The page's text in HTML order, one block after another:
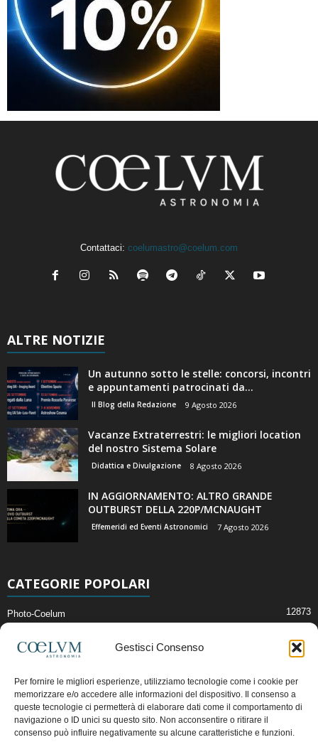
Gestisci Consenso
Per fornire le migliori esperienze, utilizziamo tecnologie come i cookie per
memorizzare e/o accedere alle informazioni del dispositivo. Il consenso a
queste tecnologie ci permetterà di elaborare dati come il comportamento di
navigazione o ID unici su questo sito. Non acconsentire o ritirare il
consenso può influire negativamente su alcune caratteristiche e funzioni.
Contattaci: coelumastro@coelum.com
ALTRE NOTIZIE
Un autunno sotto le stelle: concorsi, incontri
e appuntamenti patrocinati da...
Il Blog della Redazione 9 Agosto 2026
Vacanze Extraterrestri: le migliori location
del nostro Sistema Solare
Didattica e Divulgazione 8 Agosto 2026
IN AGGIORNAMENTO: ALTRO GRANDE
OUTBURST DELLA 220P/MCNAUGHT
Effemeridi ed Eventi Astronomici 7 Agosto 2026
CATEGORIE POPOLARI
Photo-Coelum 12873
News di Astronomia 2412
Cielo del Mese
Astronomia, Astrofisica e Cosmologia
Articoli e Risorse On-Line